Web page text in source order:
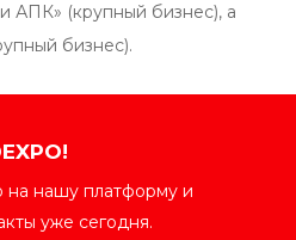
АПК» (крупный бизнес), а
бизнес).
нашу платформу и
уже сегодня.